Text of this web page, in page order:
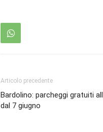
Articolo precedente
Bardolino: parcheggi gratuiti
dal 7 giugno